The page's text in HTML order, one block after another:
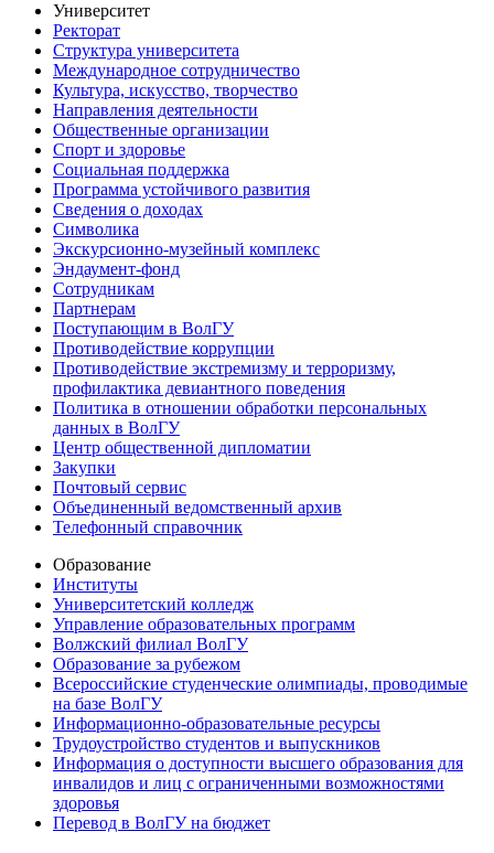
Университет
Ректорат
Структура университета
Международное сотрудничество
Культура, искусство, творчество
Направления деятельности
Общественные организации
Спорт и здоровье
Социальная поддержка
Программа устойчивого развития
Сведения о доходах
Символика
Экскурсионно-музейный комплекс
Эндаумент-фонд
Сотрудникам
Партнерам
Поступающим в ВолГУ
Противодействие коррупции
Противодействие экстремизму и терроризму,
профилактика девиантного поведения
Политика в отношении обработки персональных
данных в ВолГУ
Центр общественной дипломатии
Закупки
Почтовый сервис
Объединенный ведомственный архив
Телефонный справочник
Образование
Институты
Университетский колледж
Управление образовательных программ
Волжский филиал ВолГУ
Образование за рубежом
Всероссийские студенческие олимпиады, проводимые
на базе ВолГУ
Информационно-образовательные ресурсы
Трудоустройство студентов и выпускников
Информация о доступности высшего образования для
инвалидов и лиц с ограниченными возможностями
здоровья
Перевод в ВолГУ на бюджет